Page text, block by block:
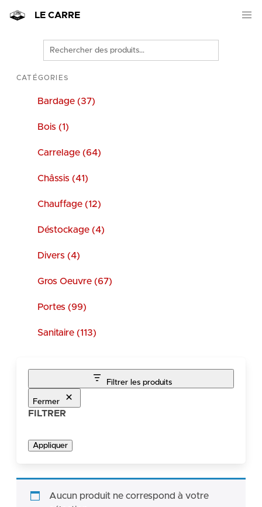
LE CARRE
Rechercher
des
produits
CATÉGORIES
Bardage (37)
Bois (1)
Carrelage (64)
Châssis (41)
Chauffage (12)
Déstockage (4)
Divers (4)
Gros Oeuvre (67)
Portes (99)
Sanitaire (113)
Filtrer les produits
Fermer
FILTRER
Appliquer
Aucun produit ne correspond à votre